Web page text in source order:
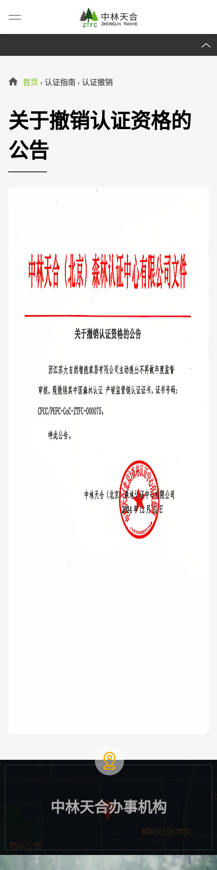
首页 › 认证指南 › 认证撤销
关于撤销认证资格的
公告
中林天合办事机构